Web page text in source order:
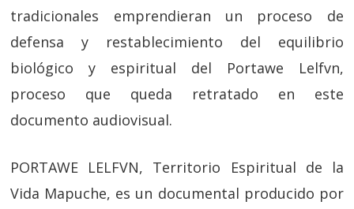
tradicionales emprendieran un proceso de
defensa y restablecimiento del equilibrio
biológico y espiritual del Portawe Lelfvn,
proceso que queda retratado en este
documento audiovisual.
PORTAWE LELFVN, Territorio Espiritual de la
Vida Mapuche, es un documental producido por